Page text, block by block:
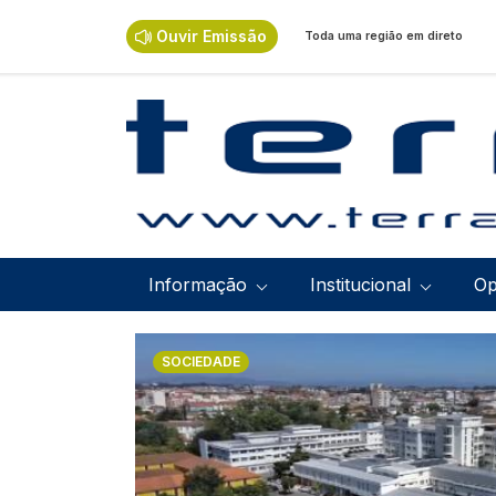
Ouvir Emissão Toda uma região em direto
Navegação principal
Informação Institucional
Imagem
SOCIEDADE